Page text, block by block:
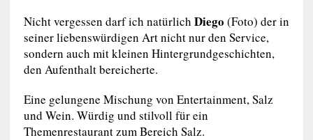
Nicht vergessen darf ich natürlich Diego (Foto) der in
seiner liebenswürdigen Art nicht nur den Service,
sondern auch mit kleinen Hintergrundgeschichten,
den Aufenthalt bereicherte.
Eine gelungene Mischung von Entertainment, Salz
und Wein. Würdig und stilvoll für ein
Themenrestaurant zum Bereich Salz.